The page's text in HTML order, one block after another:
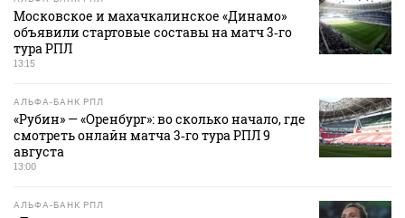
Московское и махачкалинское «Динамо»
объявили стартовые составы на матч 3‑го
тура РПЛ
13:15
АЛЬФА-БАНК РПЛ
«Рубин» — «Оренбург»: во сколько начало, где
смотреть онлайн матча 3‑го тура РПЛ 9
августа
13:00
АЛЬФА-БАНК РПЛ